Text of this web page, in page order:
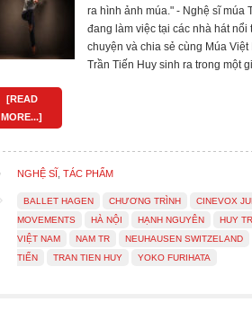
ra hình ảnh múa." - Nghệ sĩ múa
đang làm việc tại các nhà hát
chuyện và chia sẻ cùng Múa
Trần Tiến Huy sinh ra trong một
[READ
MORE...]
NGHỆ SĨ TÁC PHẨM
BALLET HAGEN CHƯƠNG TRÌNH CINEVOX
MOVEMENTS
HÀ NỘI HẠNH NGUYÊN HUY
VIỆT NAM
NAM TR NEUHAUSEN SWITZELAND
TIẾN
TRAN TIEN HUY YOKO FURIHATA